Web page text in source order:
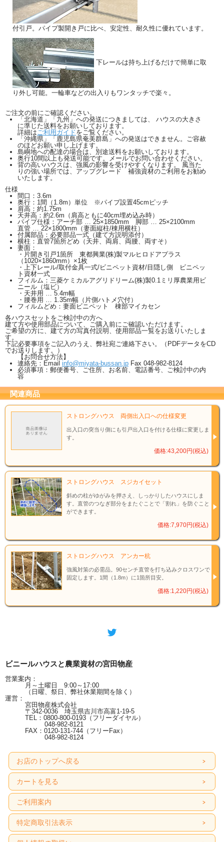
付引戸。パイプ製開き戸に比べ、安定性、耐久性に優れています。
下レールは持ち上げるだけで簡単に取
り外し可能。一輪車などの出入りもワンタッチで楽々。
ご注文の前にご確認ください。
「北海道」「九州」への発送につきましては、 ハウスの大きさ
に準じた送料をお願いしております。
詳細はご利用ガイドをご覧ください。
「沖縄県」「鹿児島県奄美群島」への発送はできません。ご容赦
のほどお願い申し上げます。
島嶼地への配達の場合は、別途送料をお願いしております。
奥行10間以上も発送可能です。メールでお問い合わせください。
背の高いハウスは、強風の影響を受けやすくなります。 風当た
りの強い場所では、アップグレード 補強資材のご利用をお勧め
いたします。
仕様
間口：3.6m
奥行：1間（1.8m）単位 ※パイプ設置45cmピッチ
肩高：約1.75m
天井高：約2.6m（肩高ともに40cm埋め込み時）
パイプ仕様：アーチ部 … 25×1850mm 脚部 … 25×2100mm
直管 … 22×1800mm（妻面縦柱/棟用横柱）
付属部品：必要部品一式（建て方説明添付）
横柱：直管7箇所どめ（天井、両肩、両腰、両すそ）
妻面：
・片開き引戸1箇所 東都興業(株)製マルヒロドアプラス
（1020×1860mm）×1枚
・上下レール/取付金具一式/ビニペット資材/目隠し側 ビニペッ
ト資材一式
フィルム：三菱ケミカルアグリドリーム(株)製0.1ミリ厚農業用ビ
ニール（塩ビ）
・天井用 … 5.4m幅
・腰巻用 … 1.35m幅（片側ハトメ穴付）
フィルムどめ：妻面ビニペット 棟部マイカセン
各ハウスセットをご検討中の方へ
建て方や使用部品について、ご購入前にご確認いただけます。
ご希望の方に、建て方の写真付説明、使用部品一覧をお送りいたしま
す。
下記必要事項をご記入のうえ、弊社宛ご連絡下さい。（PDFデータをCD
でお送りします。）
【お問合せ方法】
連絡先：Email info@miyata-bussan.jp Fax 048-982-8124
必須事項：郵便番号、ご住所、お名前、電話番号、ご検討中の内
容
関連商品
ストロングハウス 両側出入口への仕様変更
出入口の突当り側にも引戸出入口を付ける仕様に変更しま
す。
価格:43,200円(税込)
ストロングハウス スジカイセット
斜めの柱がゆがみを押さえ、しっかりしたハウスにしま
す。直管のつなぎ部分をまたぐことで「割れ」を防ぐこと
ができます。
価格:7,970円(税込)
ストロングハウス アンカー杭
強風対策の必需品。90センチ直管を打ち込みクロスワンで
固定します。1間（1.8m）に1箇所目安。
価格:1,220円(税込)
ビニールハウスと農業資材の宮田物産
営業案内：
月～土曜日 9:00～17:00
（日曜、祭日、弊社休業期間を除く）
運営：
宮田物産株式会社
〒342-0036 埼玉県吉川市高富1-19-5
TEL：0800-800-0193（フリーダイヤル）
048-982-8121
FAX：0120-131-744（フリーFax）
048-982-8124
お店のトップへ戻る
カートを見る
ご利用案内
特定商取引法表示